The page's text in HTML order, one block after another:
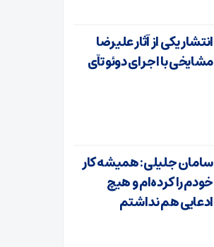
انتشار یکی از آثار علیرضا
مشایخی با اجرای دوئو تآی
سامان جلیلی: همیشه کار
خودم را کرده‌ام و هیچ
ادعایی هم نداشتم